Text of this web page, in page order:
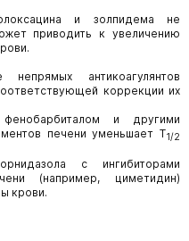
и золпидема не
приводить к увеличению
антикоагулянтов
коррекции их
и другими
печени уменьшает Т1/2
с ингибиторами
(например, циметидин)
крови.